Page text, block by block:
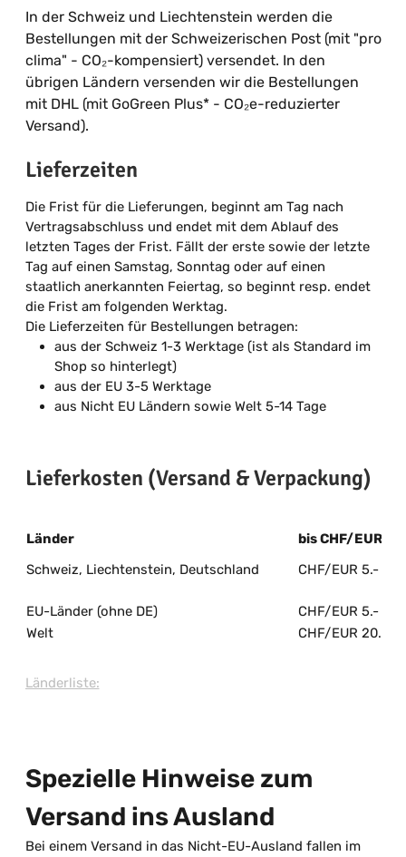
In der Schweiz und Liechtenstein werden die
Bestellungen mit der Schweizerischen Post (mit "pro
clima" - CO₂-kompensiert) versendet. In den
übrigen Ländern versenden wir die Bestellungen
mit DHL (mit GoGreen Plus* - CO₂e-reduzierter
Versand).
Lieferzeiten
Die Frist für die Lieferungen, beginnt am Tag nach
Vertragsabschluss und endet mit dem Ablauf des
letzten Tages der Frist. Fällt der erste sowie der letzte
Tag auf einen Samstag, Sonntag oder auf einen
staatlich anerkannten Feiertag, so beginnt resp. endet
die Frist am folgenden Werktag.
Die Lieferzeiten für Bestellungen betragen:
aus der Schweiz 1-3 Werktage (ist als Standard im
Shop so hinterlegt)
aus der EU 3-5 Werktage
aus Nicht EU Ländern sowie Welt 5-14 Tage
Lieferkosten (Versand & Verpackung)
Länder
bis CHF/EUR
Schweiz, Liechtenstein, Deutschland
CHF/EUR 5.-
EU-Länder (ohne DE)
CHF/EUR 5.-
Welt
CHF/EUR 20.-
Länderliste:
Spezielle Hinweise zum
Versand ins Ausland
Bei einem Versand in das Nicht-EU-Ausland fallen im